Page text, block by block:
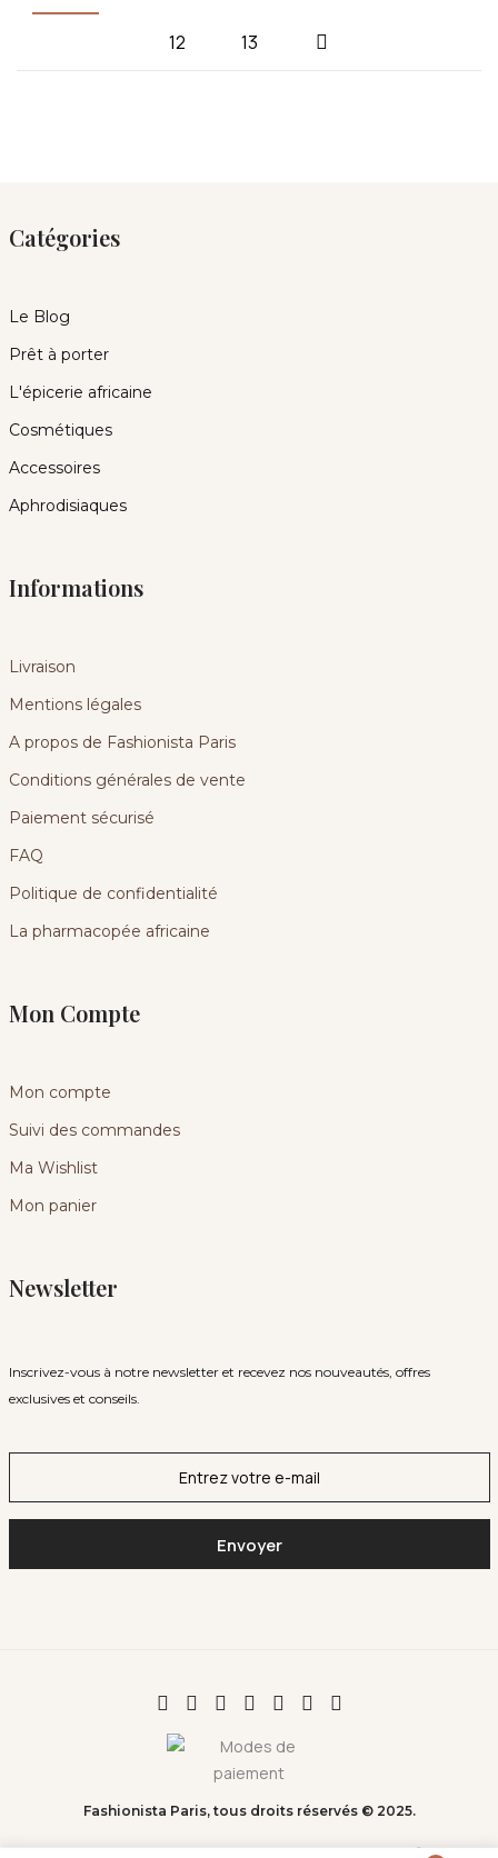
12 13
Catégories
Le Blog
Prêt à porter
L'épicerie africaine
Cosmétiques
Accessoires
Aphrodisiaques
Informations
Livraison
Mentions légales
A propos de Fashionista Paris
Conditions générales de vente
Paiement sécurisé
FAQ
Politique de confidentialité
La pharmacopée africaine
Mon Compte
Mon compte
Suivi des commandes
Ma Wishlist
Mon panier
Newsletter
Inscrivez-vous à notre newsletter et recevez nos nouveautés, offres
exclusives et conseils.
Fashionista Paris, tous droits réservés © 2025.